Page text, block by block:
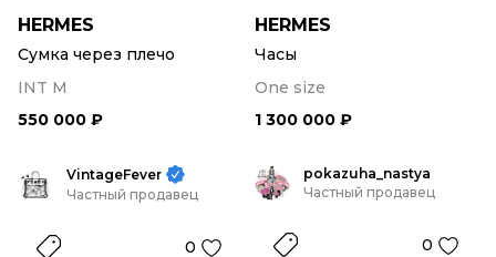
HERMES
Сумка через плечо
INT M
550 000 ₽
HERMES
Часы
One size
1 300 000 ₽
VintageFever
Частный продавец
0
pokazuha_nastya
Частный продавец
0